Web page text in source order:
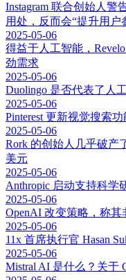
Instagram 联合创始人
用处，反而会“提升用户
2025-05-06
得益于人工智能，
劲需求
2025-05-06
Duolingo 是否代表了人
2025-05-06
Pinterest 更新视觉搜索
2025-05-06
Rork 的创始人几乎破产
美元
2025-05-06
Anthropic 启动支持科学
2025-05-06
OpenAI 改变策略，称
2025-05-06
11x 首席执行官 Hasan
2025-05-06
Mistral AI 是什么？关于